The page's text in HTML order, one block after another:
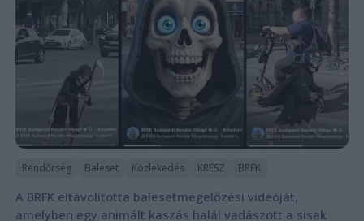
Rendőrség Baleset Közlekedés KRESZ BRFK
A BRFK eltávolította balesetmegelőzési videóját,
amelyben egy animált kaszás halál vadászott a sisak